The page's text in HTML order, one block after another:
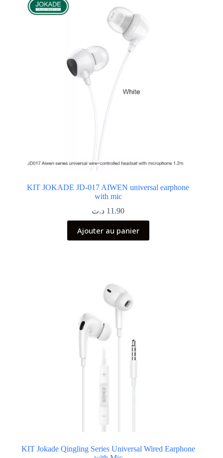
KIT JOKADE JD-017 AIWEN universal earphone
with mic
11.90 د.ت
Ajouter au panier
KIT Jokade Qingling Series Universal Wired Earphone